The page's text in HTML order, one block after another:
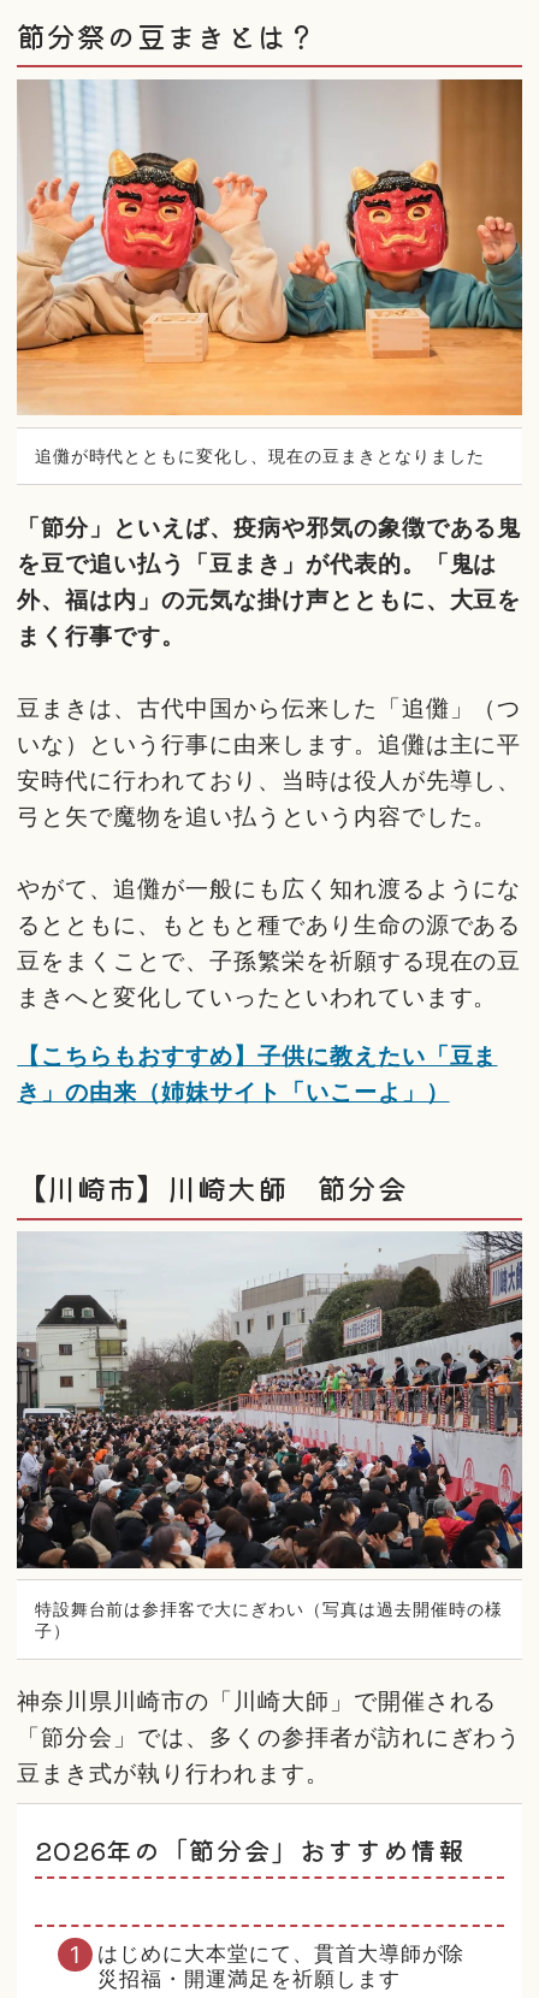
節分祭の豆まきとは？
追儺が時代とともに変化し、現在の豆まきとなりました
「節分」といえば、疫病や邪気の象徴である鬼
を豆で追い払う「豆まき」が代表的。「鬼は
外、福は内」の元気な掛け声とともに、大豆を
まく行事です。
豆まきは、古代中国から伝来した「追儺」（つ
いな）という行事に由来します。追儺は主に平
安時代に行われており、当時は役人が先導し、
弓と矢で魔物を追い払うという内容でした。
やがて、追儺が一般にも広く知れ渡るようにな
るとともに、もともと種であり生命の源である
豆をまくことで、子孫繁栄を祈願する現在の豆
まきへと変化していったといわれています。
【こちらもおすすめ】子供に教えたい「豆ま
き」の由来（姉妹サイト「いこーよ」）
【川崎市】川崎大師 節分会
特設舞台前は参拝客で大にぎわい（写真は過去開催時の様
子）
神奈川県川崎市の「川崎大師」で開催される
「節分会」では、多くの参拝者が訪れにぎわう
豆まき式が執り行われます。
2026年の「節分会」おすすめ情報
はじめに大本堂にて、貫首大導師が除
災招福・開運満足を祈願します